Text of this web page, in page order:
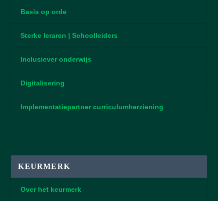
Basis op orde
Sterke leraren | Schoolleiders
Inclusiever onderwijs
Digitalisering
Implementatiepartner curriculumherziening
KEURMERK
Over het keurmerk